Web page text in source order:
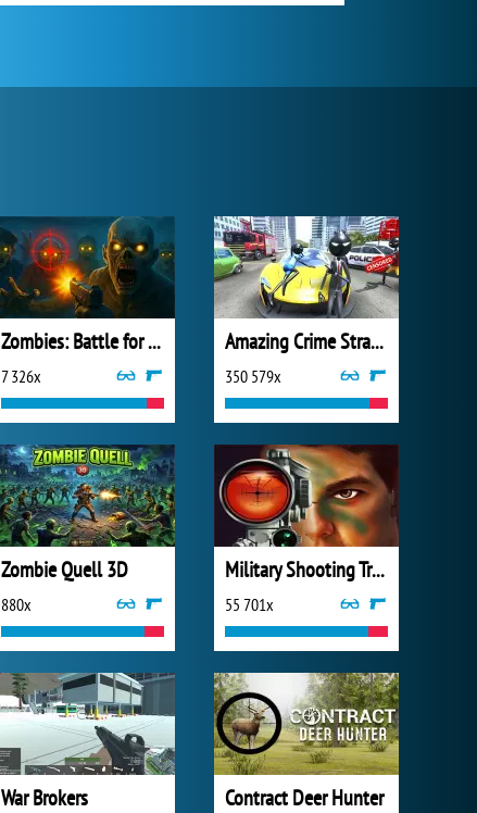
Zombies: Battle for Survival
7 326x
Amazing Crime Strange Stickman
350 579x
Zombie Quell 3D
880x
Military Shooting Training
55 701x
War Brokers Contract Deer Hunter